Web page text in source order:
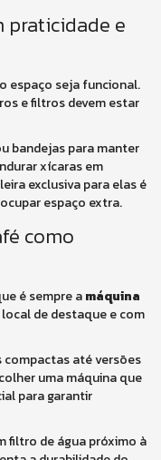
praticidade e
espaço seja funcional.
e filtros devem estar
bandejas para manter
xícaras em
exclusiva para elas é
espaço extra.
como
é sempre amáquina
de destaque e com
compactas até versões
uma máquina que
para garantir
filtro de água próximo à